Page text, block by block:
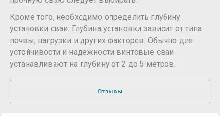
Кроме того, необходимо определить глубину
установки сваи. Глубина установки зависит от типа
почвы, нагрузки и других факторов. Обычно для
устойчивости и надежности винтовые сваи
устанавливают на глубину от 2 до 5 метров.
Отзывы